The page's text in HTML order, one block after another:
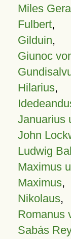
Miles
Fulbert,
Gilduin,
Giunoc
Hilarius,
Januarius
John
Ludwig
Maximus
Maximus,
Nikolaus,
Romanus
Sabás